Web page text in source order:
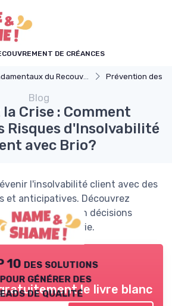
DE CRÉANCES
du Recouvrement Prévention des
Blog
la Crise : Comment
Risques d'Insolvabilité
avec Brio?
l'insolvabilité client avec des
et anticipatives. Découvrez
des données en décisions
votre trésorerie.
10 des solutions
générer des
de qualitéle livre blanc